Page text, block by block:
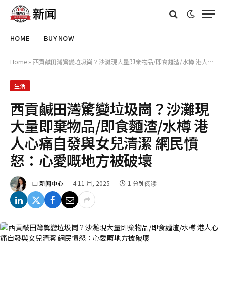
HOME BUY NOW
Home » 西貢鹹田灣驚變垃圾崗？沙灘現大量即棄物品/即食麵渣/水樽 港人心痛自發與女兒清潔 網民憤怒：心愛嘅地方被破壞
生活
西貢鹹田灣驚變垃圾崗？沙灘現
大量即棄物品/即食麵渣/水樽 港
人心痛自發與女兒清潔 網民憤
怒：心愛嘅地方被破壞
由 新闻中心 4 11 月, 2025 1 分钟阅读